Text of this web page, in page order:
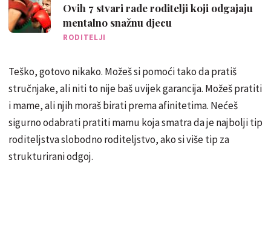
Ovih 7 stvari rade roditelji koji odgajaju
mentalno snažnu djecu
RODITELJI
Teško, gotovo nikako. Možeš si pomoći tako da pratiš
stručnjake, ali niti to nije baš uvijek garancija. Možeš pratiti
i mame, ali njih moraš birati prema afinitetima. Nećeš
sigurno odabrati pratiti mamu koja smatra da je najbolji tip
roditeljstva slobodno roditeljstvo, ako si više tip za
strukturirani odgoj.